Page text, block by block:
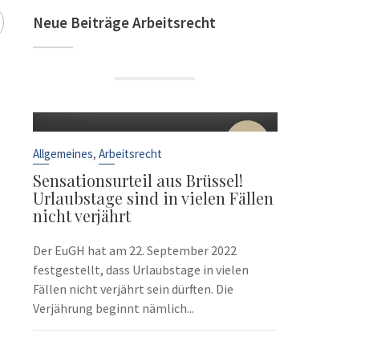
Neue Beiträge Arbeitsrecht
22
Allgemeines,Arbeitsrecht
Sensationsurteil aus Brüssel!
Urlaubstage sind in vielen Fällen
nicht verjährt
Der EuGH hat am 22. September 2022
festgestellt, dass Urlaubstage in vielen
Fällen nicht verjährt sein dürften. Die
Verjährung beginnt nämlich...